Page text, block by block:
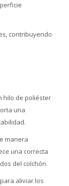
contribuyendo
hilo de poliéster
una
manera
una correcta
del colchón.
aliviar los